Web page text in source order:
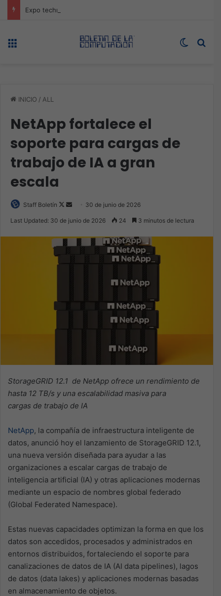
Switch
INICIO / ALL
NetApp fortalece el
soporte para cargas de
trabajo de IA a gran
escala
Staff Boletín
Follow
Send 30 de junio de 2026
Last Updated: 30 de junio de 2026 24 3 minutos de lectura
StorageGRID 12.1 de NetApp ofrece un rendimiento de
hasta 12 TB/s y una escalabilidad masiva para
cargas de trabajo de IA
NetApp, la compañía de infraestructura inteligente de
datos, anunció hoy el lanzamiento de StorageGRID 12.1,
una nueva versión diseñada para ayudar a las
organizaciones a escalar cargas de trabajo de
inteligencia artificial (IA) y otras aplicaciones modernas
mediante un espacio de nombres global federado
(Global Federated Namespace).
Estas nuevas capacidades optimizan la forma en que los
datos son accedidos, procesados y administrados en
entornos distribuidos, fortaleciendo el soporte para
canalizaciones de datos de IA (AI data pipelines), lagos
de datos (data lakes) y aplicaciones modernas basadas
en almacenamiento de objetos.